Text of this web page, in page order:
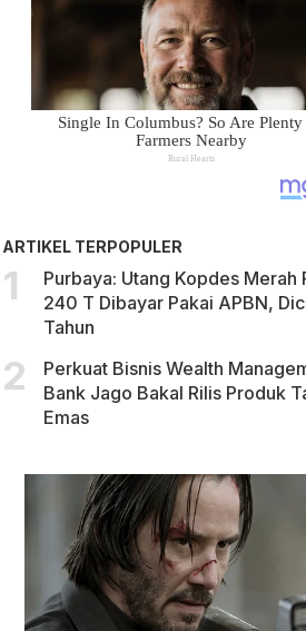
ARTIKEL TERPOPULER
Purbaya: Utang Kopdes Merah
240 T Dibayar Pakai APBN,
Tahun
Perkuat Bisnis Wealth
Bank Jago Bakal Rilis Produk
Emas